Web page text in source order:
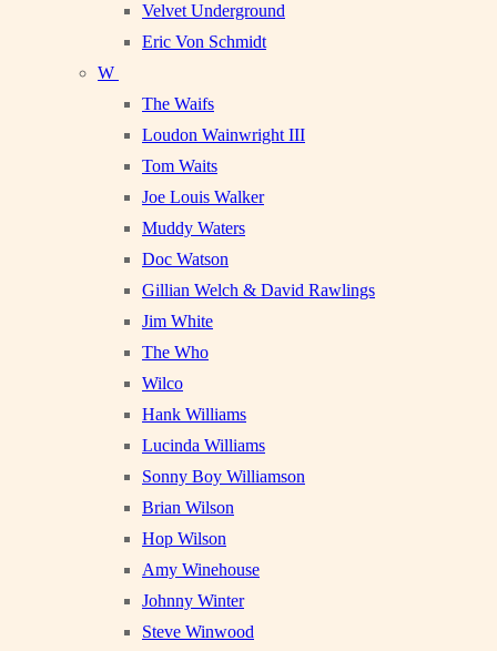
Velvet Underground
Eric Von Schmidt
W
The Waifs
Loudon Wainwright III
Tom Waits
Joe Louis Walker
Muddy Waters
Doc Watson
Gillian Welch & David Rawlings
Jim White
The Who
Wilco
Hank Williams
Lucinda Williams
Sonny Boy Williamson
Brian Wilson
Hop Wilson
Amy Winehouse
Johnny Winter
Steve Winwood